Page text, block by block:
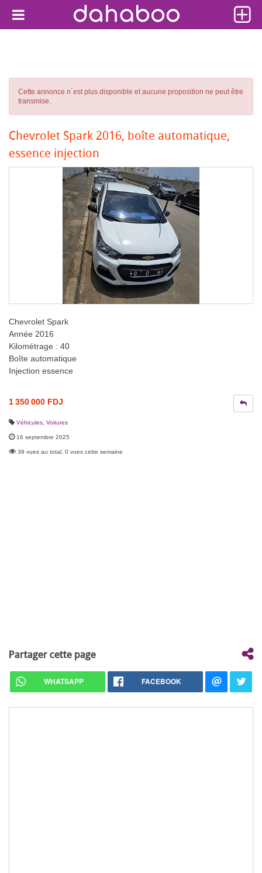
Cette annonce n´est plus disponible et aucune proposition ne peut être
transmise.
Chevrolet Spark 2016, boîte automatique,
essence injection
Chevrolet Spark
Année 2016
Kilométrage : 40
Boîte automatique
Injection essence
1 350 000 FDJ
Véhicules Voitures
16 septembre 2025
39 vues au total, 0 vues cette semaine
Partager cette page
WHATSAPP FACEBOOK